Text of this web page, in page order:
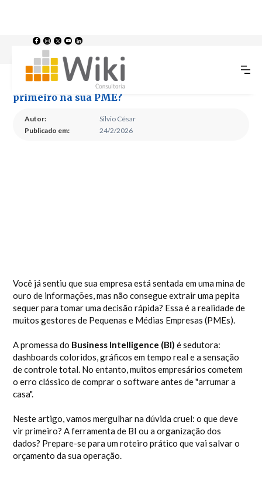
Blog
BI ou Organização de Dados: O que deve vir primeiro na sua PME?
BI ou Organização de Dados: O que deve vir
primeiro na sua PME?
Autor:
Silvio César
Publicado em:
24/2/2026
Você já sentiu que sua empresa está sentada em uma mina de
ouro de informações, mas não consegue extrair uma pepita
sequer para tomar uma decisão rápida? Essa é a realidade de
muitos gestores de Pequenas e Médias Empresas (PMEs).
A promessa do Business Intelligence (BI) é sedutora:
dashboards coloridos, gráficos em tempo real e a sensação
de controle total. No entanto, muitos empresários cometem
o erro clássico de comprar o software antes de "arrumar a
casa".
Neste artigo, vamos mergulhar na dúvida cruel: o que deve
vir primeiro? A ferramenta de BI ou a organização dos
dados? Prepare-se para um roteiro prático que vai salvar o
orçamento da sua operação.